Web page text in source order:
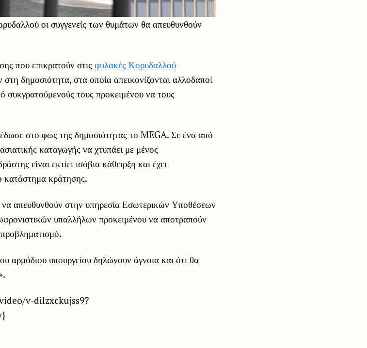
οι συγγενείς των θυμάτων θα απευθυνθούν
που επικρατούν στις φυλακές Κορυδαλλού
δημοσιότητα, στα οποία απεικονίζονται αλλοδαποί
τους προκειμένου να τους
στο φως της δημοσιότητας το MEGA. Σε ένα από
καταγωγής να χτυπάει με μένος
είναι εκτίει ισόβια κάθειρξη και έχει
κατάστημα κράτησης.
να απευθυνθούν στην υπηρεσία Εσωτερικών Υποθέσεων
υπαλλήλων προκειμένου να αποτραπούν
αρμόδιου υπουργείου δηλώνουν άγνοια και ότι θα
v-dilzxckujss9?